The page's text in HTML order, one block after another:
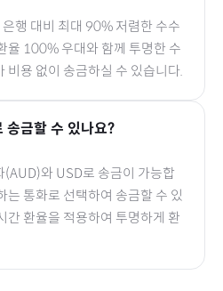
행 대비 최대 90% 저렴한 수수
율 100% 우대와 함께 투명한 수
비용 없이 송금하실 수 있습니다.
송금할 수 있나요?
(AUD)와 USD로 송금이 가능합
는 통화로 선택하여 송금할 수 있
간 환율을 적용하여 투명하게 환